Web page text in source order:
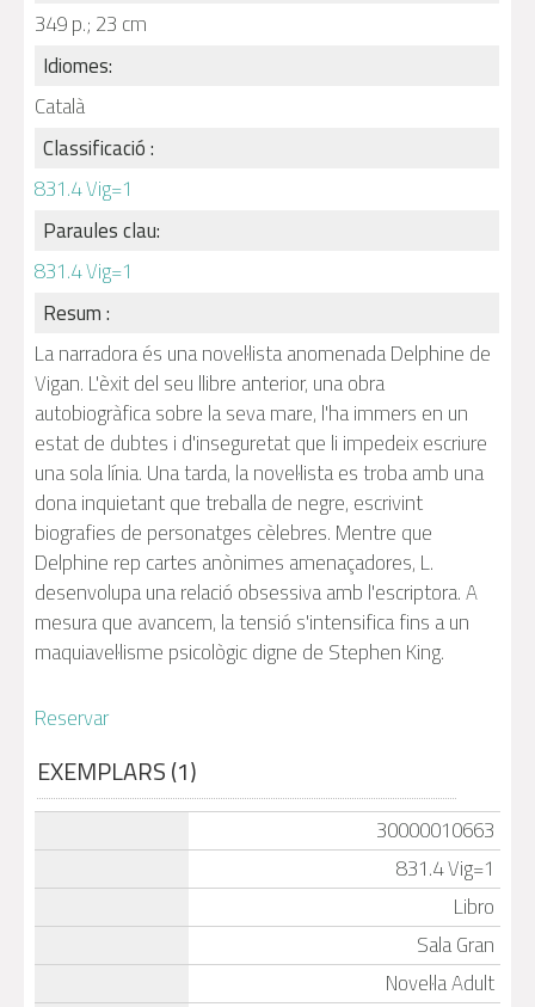
349 p.; 23 cm
Idiomes:
Català
Classificació :
831.4 Vig=1
Paraules clau:
831.4 Vig=1
Resum :
La narradora és una novel·lista anomenada Delphine de
Vigan. L'èxit del seu llibre anterior, una obra
autobiogràfica sobre la seva mare, l'ha immers en un
estat de dubtes i d'inseguretat que li impedeix escriure
una sola línia. Una tarda, la novel·lista es troba amb una
dona inquietant que treballa de negre, escrivint
biografies de personatges cèlebres. Mentre que
Delphine rep cartes anònimes amenaçadores, L.
desenvolupa una relació obsessiva amb l'escriptora. A
mesura que avancem, la tensió s'intensifica fins a un
maquiavel·lisme psicològic digne de Stephen King.
Reservar
EXEMPLARS (1)
30000010663
831.4 Vig=1
Libro
Sala Gran
Novel·la Adult